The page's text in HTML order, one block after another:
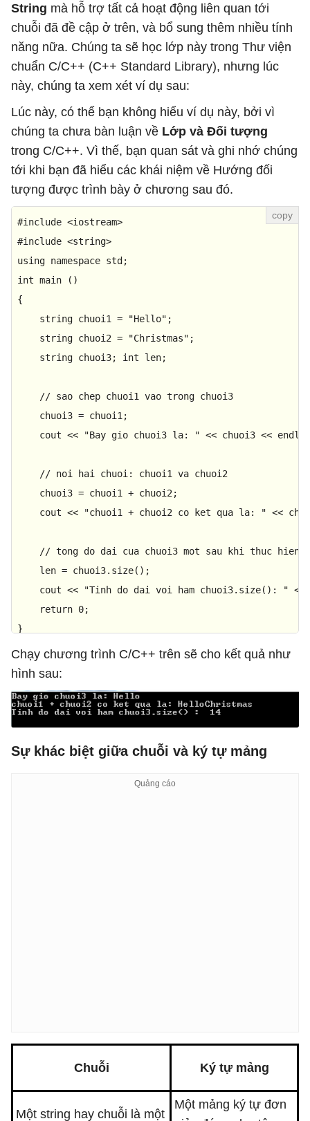
String mà hỗ trợ tất cả hoạt động liên quan tới
chuỗi đã đề cập ở trên, và bổ sung thêm nhiều tính
năng nữa. Chúng ta sẽ học lớp này trong Thư viện
chuẩn C/C++ (C++ Standard Library), nhưng lúc
này, chúng ta xem xét ví dụ sau:
Lúc này, có thể bạn không hiểu ví dụ này, bởi vì
chúng ta chưa bàn luận về Lớp và Đối tượng
trong C/C++. Vì thế, bạn quan sát và ghi nhớ chúng
tới khi bạn đã hiểu các khái niệm về Hướng đối
tượng được trình bày ở chương sau đó.
#include <iostream>
#include <string>
using namespace
int main
()
{
    string chuoi1 =
"Hello" ;
    string chuoi2 =
"Christmas" ;
    string chuoi3;
int len;
// sao chep chuoi1 vao trong chuoi3
    chuoi3 = chuoi1;
    cout <<
"Bay gio chuoi3 la: " << chuoi3 << endl;
// noi hai chuoi: chuoi1 va chuoi2
    chuoi3 = chuoi1 + chuoi2;
    cout <<
"chuoi1 + chuoi2 co ket qua la: " <<
// tong do dai cua chuoi3 mot sau khi thuc hien
    len = chuoi3.
size();
    cout <<
"Tinh do dai voi ham chuoi3.size(): "
return 0;
}
Chạy chương trình C/C++ trên sẽ cho kết quả như
hình sau:
Sự khác biệt giữa chuỗi và ký tự mảng
Chuỗi Ký tự mảng
Một string hay chuỗi là một
Một mảng ký tự đơn